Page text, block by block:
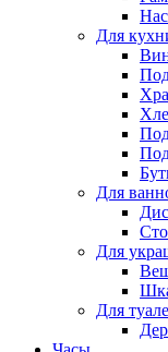
Для
Для
Для
Для